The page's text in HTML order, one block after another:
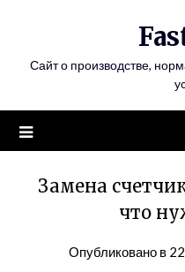
Сайт о производстве,
Замена
что
Опубликовано в